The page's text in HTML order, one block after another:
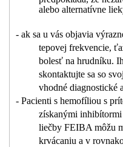
alebo alternatívne
- ak sa u vás objavia
tepovej frekvencie,
bolesť na hrudníku.
skontaktujte sa so
vhodné diagnostické
- Pacienti s hemofíliou s
získanými
liečby FEIBA môžu
krvácaniu a v